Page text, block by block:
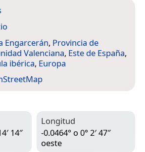
Engarcerán, Provincia de
Valenciana, Este de España,
ibérica, Europa
14″
Longitud
-0.0464° o 0° 2′ 47″
oeste